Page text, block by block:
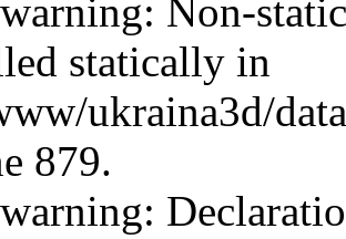
Non-
statically in
ukraina3d/
879.